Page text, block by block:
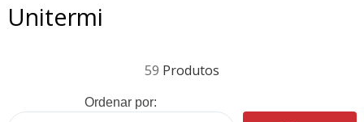
Unitermi
59
Ordenar por: